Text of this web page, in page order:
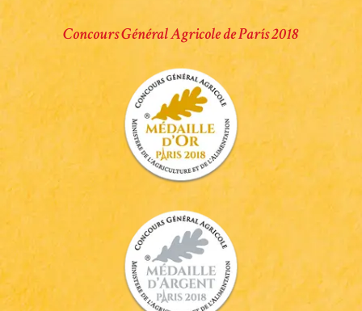
Concours Général Agricole de París 2018